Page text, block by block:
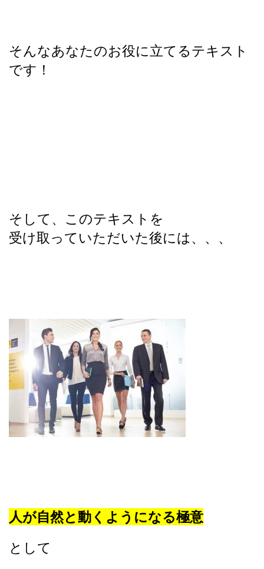
そんなあなたのお役に立てるテキスト
です！
そして、このテキストを
受け取っていただいた後には、、、
人が自然と動くようになる極意
として